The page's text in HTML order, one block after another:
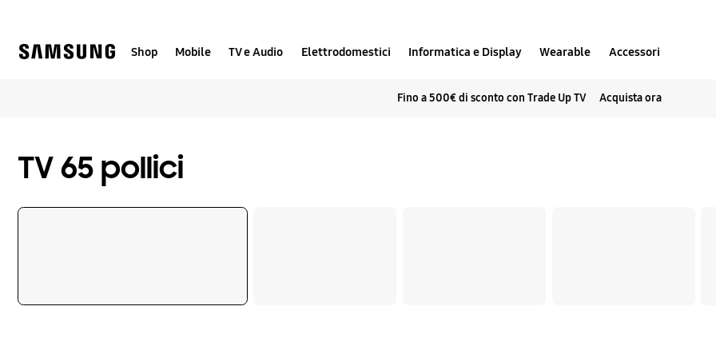
help
Shop Mobile TV e Audio Elettrodomestici Informatica e Display Wearable Accessori
Fino a 500€ di sconto con Trade Up TV Acquista ora
TV 65 pollici